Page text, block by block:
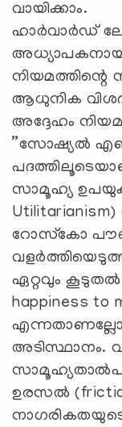
വായിക്കാം.
ഹാര്‍വാര്‍ഡ്
നിയമത്തിന്റെ
ആധുനിക
അദ്ദേഹം
”സോഷ്യല്‍
സാമൂഹ്യ
റോസ്‌കോ
ഏറ്റവും കൂടുതല്‍
happiness to
എന്നതാണല്ലോ
അടിസ്ഥാനം.
ഉരസല്‍